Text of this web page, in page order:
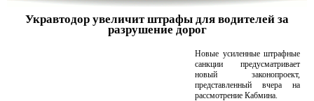
Укравтодор увеличит штрафы для водителей за
разрушение дорог
Новые усиленные штрафные
санкции предусматривает
новый законопроект,
представленный вчера на
рассмотрение Кабмина.